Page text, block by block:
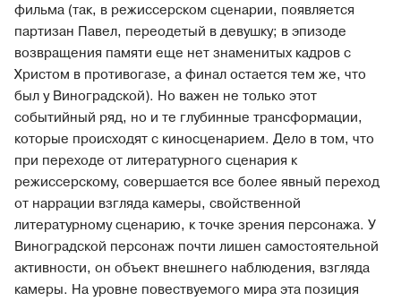
фильма (так, в режиссерском сценарии, появляется
партизан Павел, переодетый в девушку; в эпизоде
возвращения памяти еще нет знаменитых кадров с
Христом в противогазе, а финал остается тем же, что
был у Виноградской). Но важен не только этот
событийный ряд, но и те глубинные трансформации,
которые происходят с киносценарием. Дело в том, что
при переходе от литературного сценария к
режиссерскому, совершается все более явный переход
от наррации взгляда камеры, свойственной
литературному сценарию, к точке зрения персонажа. У
Виноградской персонаж почти лишен самостоятельной
активности, он объект внешнего наблюдения, взгляда
камеры. На уровне повествуемого мира эта позиция